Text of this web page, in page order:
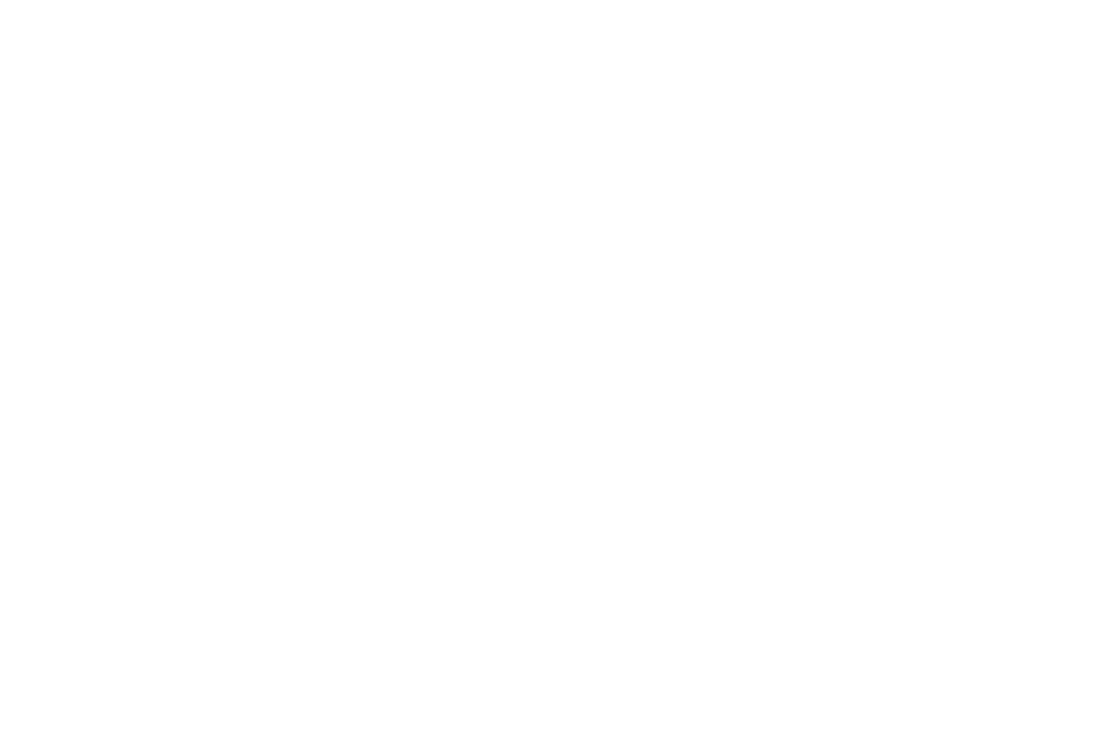
auch beim Vereinsregistergericht des Amtsgerichts vorlegen, um die
Anerkennung der Gemeinnützigkeit beim Finanzamt beantragen. Es stellt
über die „Feststellung der satzungsmäßigen Voraussetzungen“ aus.
Spenden.
kann das Finanzamt in Form eines Steuerbescheids oder eines
nachträglich für den einzelnen Steuerabschnitt (Kalenderjahr) möglich.